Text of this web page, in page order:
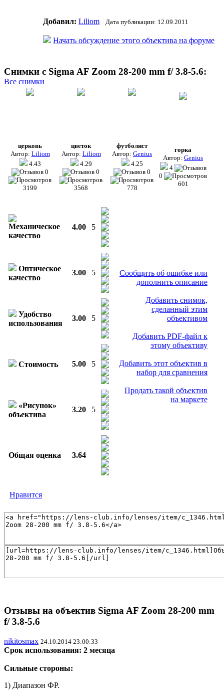
Добавил: Liliom Дата публикации: 12.09.2011
Начать обсуждение этого объектива на форуме
Снимки с Sigma AF Zoom 28-200 mm f/ 3.8-5.6:
Все снимки
церковь
Автор: Liliom
4.43
0
3199
цветок
Автор: Liliom
4.29
0
3568
футболист
Автор: Genius
4.25
0
778
горка
Автор: Genius
4
0
601
Механическое
качество
4.00 5
Оптическое
качество
3.00 5
Удобство
использования
3.00 5
Стоимость 5.00 5
«Рисунок»
объектива
3.20 5
Общая оценка 3.64
Сообщить об ошибке или
дополнить описание
Добавить снимок,
сделанный этим
объективом
Добавить PDF-файл к
этому объективу
Добавить этот объектив в
набор для сравнения
Продать такой объектив
на маркете
Нравится
Отзывы на объектив Sigma AF Zoom 28-200 mm
f/ 3.8-5.6
nikitosmax 24.10.2014 23:00:33
Срок использования: 2 месяца
Сильные стороны:
1) Диапазон ФР.